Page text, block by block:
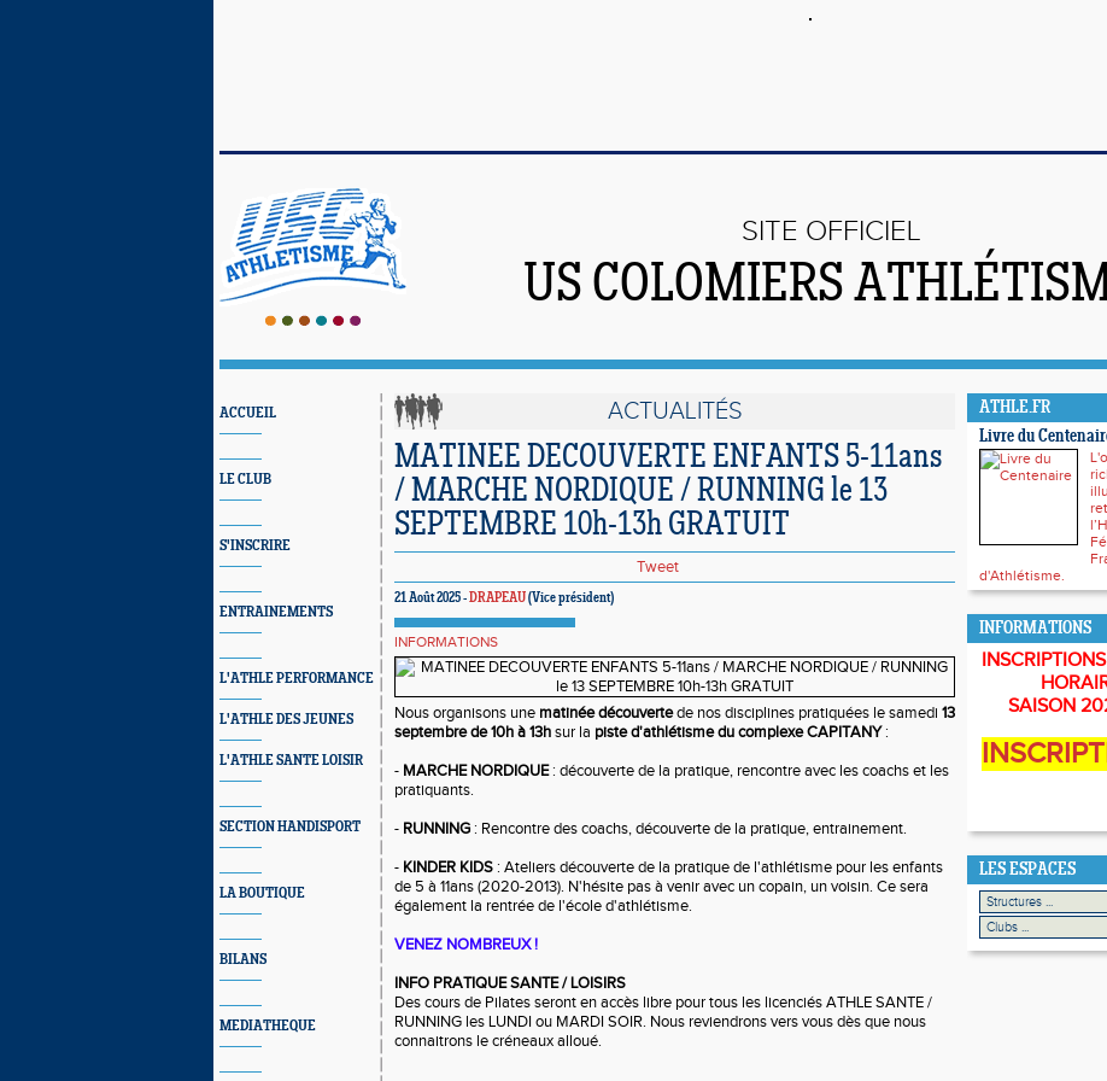
SITE OFFICIEL
US COLOMIERS
ACCUEIL
LE CLUB
S'INSCRIRE
ENTRAINEMENTS
L'ATHLE PERFORMANCE
L'ATHLE DES JEUNES
L'ATHLE SANTE LOISIR
SECTION HANDISPORT
LA BOUTIQUE
BILANS
MEDIATHEQUE
ACTUALITÉS
MATINEE DECOUVERTE ENFANTS 5-11ans
/ MARCHE NORDIQUE / RUNNING le 13
SEPTEMBRE 10h-13h GRATUIT
Tweet
21 Août 2025 -DRAPEAU(Vice président)
INFORMATIONS
Nous organisons une matinée découvertede nos disciplines pratiquées le samedi 13
septembre de 10h à 13hsur la piste d'athlétisme du complexe CAPITANY:
- MARCHE NORDIQUE: découverte de la pratique, rencontre avec les coachs et les
pratiquants.
- RUNNING : Rencontre des coachs, découverte de la pratique, entrainement.
- KINDER KIDS : Ateliers découverte de la pratique de l'athlétisme pour les enfants
de 5 à 11ans (2020-2013). N'hésite pas à venir avec un copain, un voisin. Ce sera
également la rentrée de l'école d'athlétisme.
VENEZ NOMBREUX !
INFO PRATIQUE SANTE / LOISIRS
Des cours de Pilates seront en accès libre pour tous les licenciés ATHLE SANTE /
RUNNING les LUNDI ou MARDI SOIR. Nous reviendrons vers vous dès que nous
connaitrons le créneaux alloué.
ATHLE.FR
Livre du
d'Athlétisme.
INFORMATIONS
SAISON
LES ESPACES